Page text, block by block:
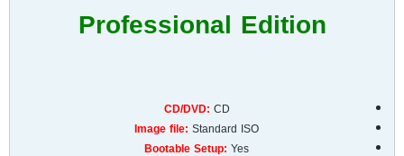
Professional Edition
CD/DVD: CD
Image file: Standard ISO
Bootable Setup: Yes